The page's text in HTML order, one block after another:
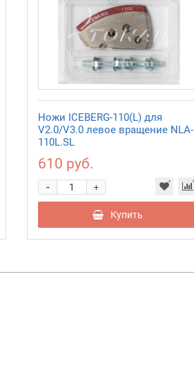
Ножи ICEBERG-110(L) для
V2.0/V3.0 левое вращение NLA-
110L.SL
610 руб.
+
-
Купить